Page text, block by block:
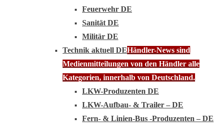
Feuerwehr DE
Sanität DE
Militär DE
Technik aktuell DEHändler-News sind
Medienmitteilungen von den Händler alle
Kategorien, innerhalb von Deutschland.
LKW-Produzenten DE
LKW-Aufbau- & Trailer – DE
Fern- & Linien-Bus -Produzenten – DE